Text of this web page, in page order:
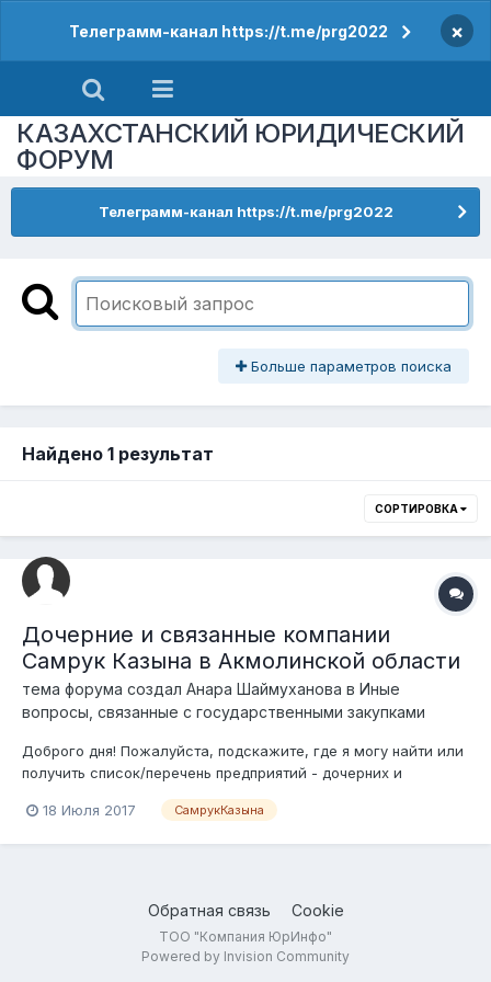
Телеграмм-канал https://t.me/prg2022 ×
КАЗАХСТАНСКИЙ ЮРИДИЧЕСКИЙ
ФОРУМ
Телеграмм-канал https://t.me/prg2022
Больше параметров поиска
Найдено 1 результат
СОРТИРОВКА
Дочерние и связанные компании
Самрук Казына в Акмолинской области
тема форума создал Анара Шаймуханова в Иные
вопросы, связанные с государственными закупками
Доброго дня! Пожалуйста, подскажите, где я могу найти или
получить список/перечень предприятий - дочерних и
или находящихся на территории Акмолинской области. В
18 Июля 2017 СамрукКазына
Обратная связь Cookie
ТОО "Компания ЮрИнфо"
Powered by Invision Community